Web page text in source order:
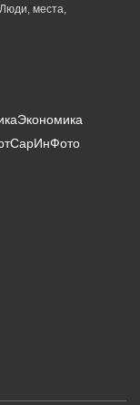
места,
Экономика
СарИнФото